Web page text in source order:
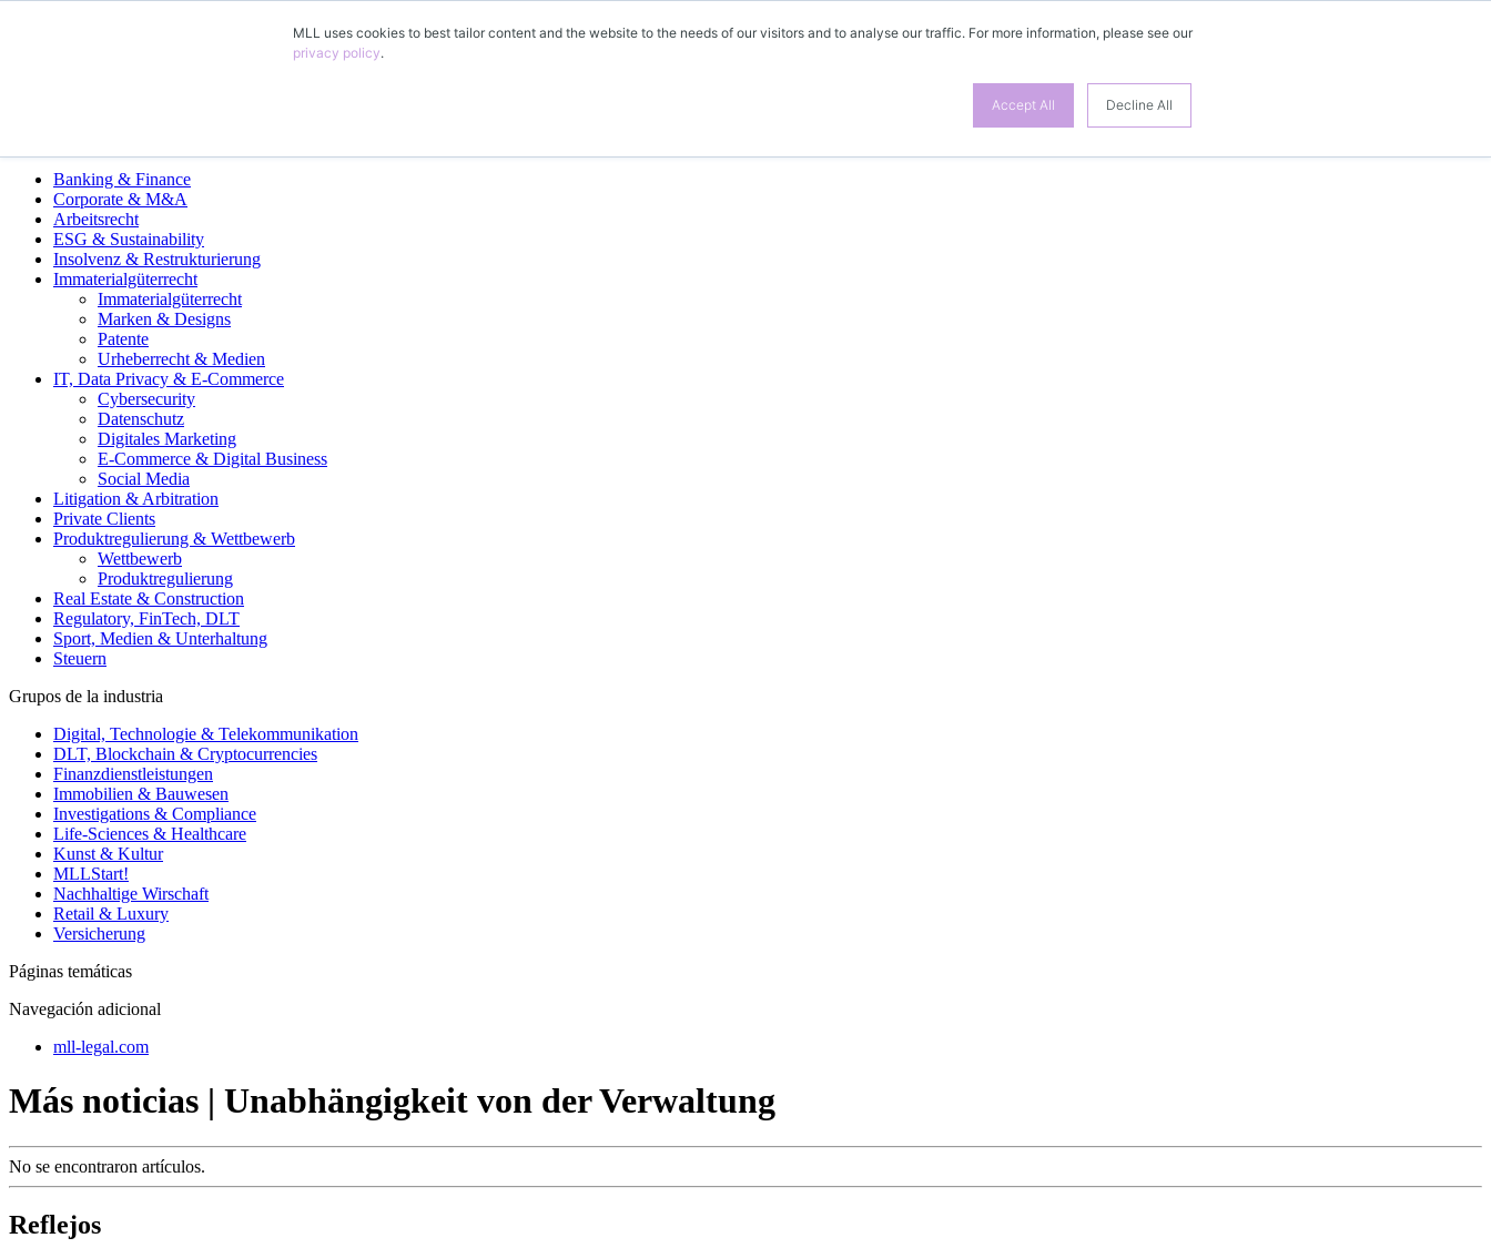
MLL uses cookies to best tailor content and the website to the needs of our visitors and to analyse our traffic. For more information, please see our
privacy policy.
Accept All Decline All
Banking & Finance
Corporate & M&A
Arbeitsrecht
ESG & Sustainability
Insolvenz & Restrukturierung
Immaterialgüterrecht
Immaterialgüterrecht
Marken & Designs
Patente
Urheberrecht & Medien
IT, Data Privacy & E-Commerce
Cybersecurity
Datenschutz
Digitales Marketing
E-Commerce & Digital Business
Social Media
Litigation & Arbitration
Private Clients
Produktregulierung & Wettbewerb
Wettbewerb
Produktregulierung
Real Estate & Construction
Regulatory, FinTech, DLT
Sport, Medien & Unterhaltung
Steuern
Grupos de la industria
Digital, Technologie & Telekommunikation
DLT, Blockchain & Cryptocurrencies
Finanzdienstleistungen
Immobilien & Bauwesen
Investigations & Compliance
Life-Sciences & Healthcare
Kunst & Kultur
MLLStart!
Nachhaltige Wirschaft
Retail & Luxury
Versicherung
Páginas temáticas
Navegación adicional
mll-legal.com
Más noticias | Unabhängigkeit von der Verwaltung
No se encontraron artículos.
Reflejos